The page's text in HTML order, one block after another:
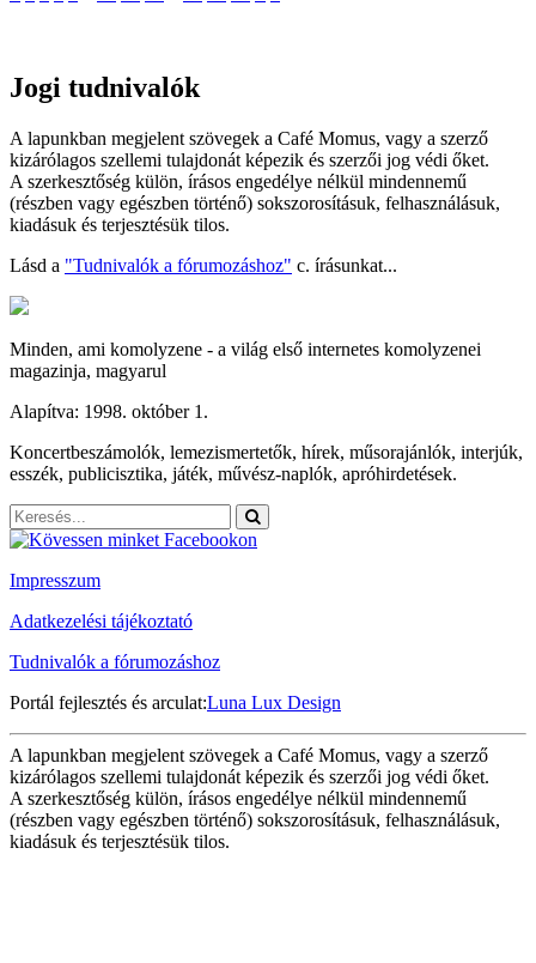
Jogi tudnivalók
A lapunkban megjelent szövegek a Café Momus, vagy a szerző
kizárólagos szellemi tulajdonát képezik és szerzői jog védi őket.
A szerkesztőség külön, írásos engedélye nélkül mindennemű
(részben vagy egészben történő) sokszorosításuk, felhasználásuk,
kiadásuk és terjesztésük tilos.
Lásd a "Tudnivalók a fórumozáshoz" c. írásunkat...
Minden, ami komolyzene - a világ első internetes komolyzenei
magazinja, magyarul
Alapítva: 1998. október 1.
Koncertbeszámolók, lemezismertetők, hírek, műsorajánlók, interjúk,
esszék, publicisztika, játék, művész-naplók, apróhirdetések.
Impresszum
Adatkezelési tájékoztató
Tudnivalók a fórumozáshoz
Portál fejlesztés és arculat:Luna Lux Design
A lapunkban megjelent szövegek a Café Momus, vagy a szerző
kizárólagos szellemi tulajdonát képezik és szerzői jog védi őket.
A szerkesztőség külön, írásos engedélye nélkül mindennemű
(részben vagy egészben történő) sokszorosításuk, felhasználásuk,
kiadásuk és terjesztésük tilos.